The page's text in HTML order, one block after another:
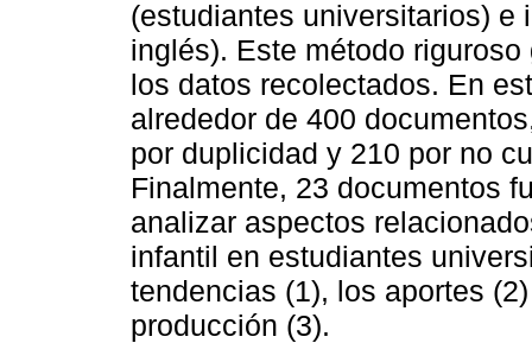
(estudiantes universitarios) e
inglés). Este método
los datos recolectados. En
alrededor de 400
por duplicidad y 210 por no
Finalmente, 23 documentos
analizar aspectos
infantil en estudiantes
tendencias (1), los aportes
producción (3).